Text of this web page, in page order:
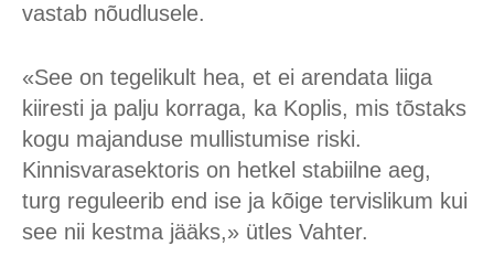
vastab nõudlusele.
«See on tegelikult hea, et ei arendata liiga
kiiresti ja palju korraga, ka Koplis, mis tõstaks
kogu majanduse mullistumise riski.
Kinnisvarasektoris on hetkel stabiilne aeg,
turg reguleerib end ise ja kõige tervislikum kui
see nii kestma jääks,» ütles Vahter.